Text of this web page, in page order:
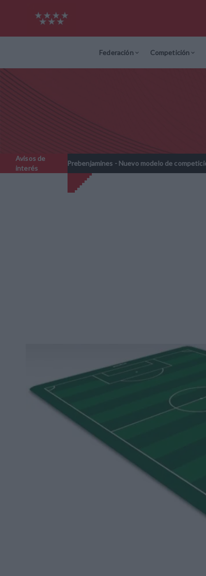
Federación Competición
Avisos de
interés
Prebenjamines - Nuevo modelo de competición - Temporada